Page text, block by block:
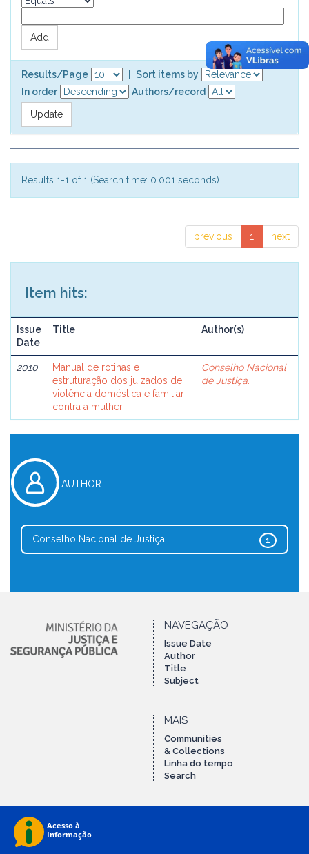
Results/Page
Sort items by
In order
Authors/record
Results 1-1 of 1 (Search time: 0.001 seconds).
previous 1 next
Item hits:
Issue
Date
Title Author(s)
2010
Manual de rotinas e
estruturação dos juizados de
violência doméstica e familiar
contra a mulher
Conselho Nacional
de Justiça.
AUTHOR
1
Conselho Nacional de Justiça.
NAVEGAÇÃO
Issue Date
Author
Title
Subject
MAIS
Communities
& Collections
Linha do tempo
Search